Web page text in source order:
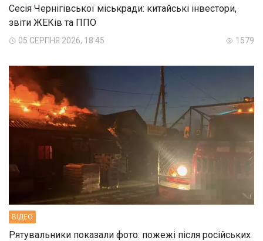
Сесія Чернігівської міськради: китайські інвестори,
звіти ЖЕКів та ППО
05 СЕРПНЯ 2026, 18:45 1579
ВIДЕО
Рятувальники показали фото: пожежі після російських